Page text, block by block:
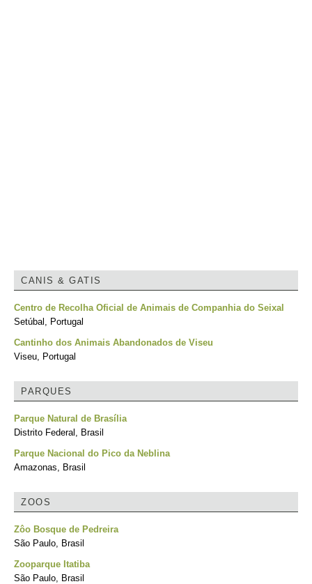
CANIS & GATIS
Centro de Recolha Oficial de Animais de Companhia do Seixal
Setúbal, Portugal
Cantinho dos Animais Abandonados de Viseu
Viseu, Portugal
PARQUES
Parque Natural de Brasília
Distrito Federal, Brasil
Parque Nacional do Pico da Neblina
Amazonas, Brasil
ZOOS
Zôo Bosque de Pedreira
São Paulo, Brasil
Zooparque Itatiba
São Paulo, Brasil